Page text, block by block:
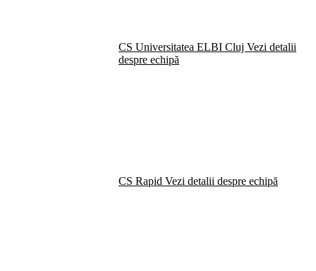
CS Universitatea ELBI Cluj Vezi detalii
despre echipă
CS Rapid Vezi detalii despre echipă